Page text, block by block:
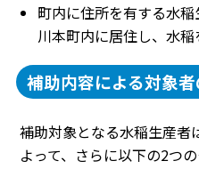
町内に住所を有する水
川本町内に居住し、水
補助内容による対象
補助対象となる水稲生産者
よって、さらに以下の2つ